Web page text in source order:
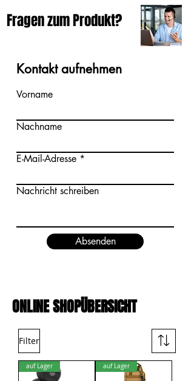
Fragen zum Produkt?
Kontakt aufnehmen
Vorname
Nachname
E-Mail-Adresse
Nachricht schreiben
Absenden
ONLINE SHOPÜBERSICHT
Filter
auf Lager auf Lager